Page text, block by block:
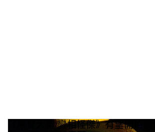
《摩登大聖/變相怪傑》有望開拍